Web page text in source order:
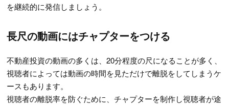
を継続的に発信しましょう。
長尺の動画にはチャプターをつける
不動産投資の動画の多くは、20分程度の尺になることが多く、
視聴者によっては動画の時間を見ただけで離脱をしてしまうケ
ースもあります。
視聴者の離脱率を防ぐために、チャプターを制作し視聴者が途